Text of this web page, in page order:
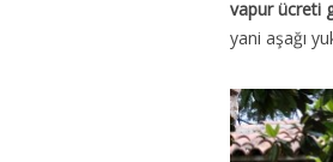
vapur ücreti
yani aşağı